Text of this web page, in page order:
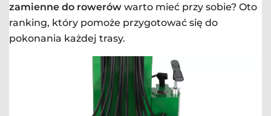
zamienne do rowerów warto mieć przy sobie? Oto
ranking, który pomoże przygotować się do
pokonania każdej trasy.